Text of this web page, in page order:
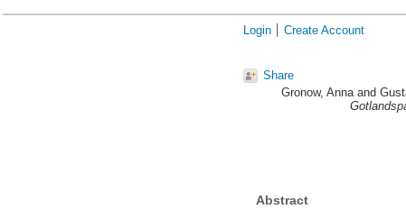
Login Create Account
Share
Gronow, Annaand
Abstract